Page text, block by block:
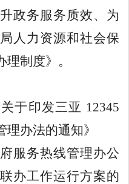
政务服务质效、为
人力资源和社会保
制度》。
于印发三亚 12345
办法的通知》
服务热线管理办公
办工作运行方案的